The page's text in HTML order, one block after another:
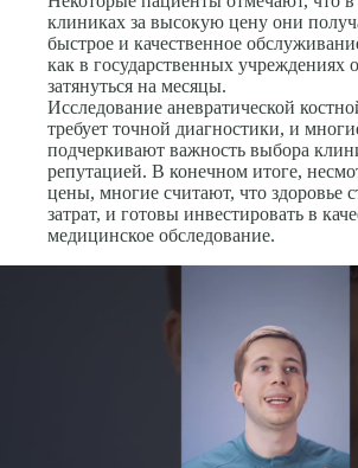
клиниках за высокую цену они
быстрое и качественное
как в государственных учреждениях
затянуться на месяцы.
Исследование аневратической
требует точной диагностики, и
подчеркивают важность выбора
репутацией. В конечном итоге,
цены, многие считают, что здоровье
затрат, и готовы инвестировать в
медицинское обследование.